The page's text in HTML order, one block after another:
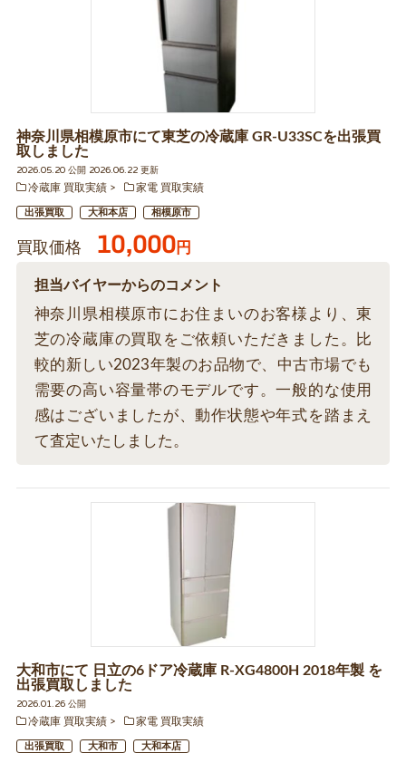
神奈川県相模原市にて東芝の冷蔵庫 GR-U33SCを出張買
取しました
2026.05.20 公開 2026.06.22 更新
冷蔵庫 買取実績
家電 買取実績
出張買取 大和本店 相模原市
買取価格 10,000円
担当バイヤーからのコメント
神奈川県相模原市にお住まいのお客様より、東
芝の冷蔵庫の買取をご依頼いただきました。比
較的新しい2023年製のお品物で、中古市場でも
需要の高い容量帯のモデルです。一般的な使用
感はございましたが、動作状態や年式を踏まえ
て査定いたしました。
大和市にて 日立の6ドア冷蔵庫 R-XG4800H 2018年製 を
出張買取しました
2026.01.26 公開
冷蔵庫 買取実績
家電 買取実績
出張買取 大和市 大和本店